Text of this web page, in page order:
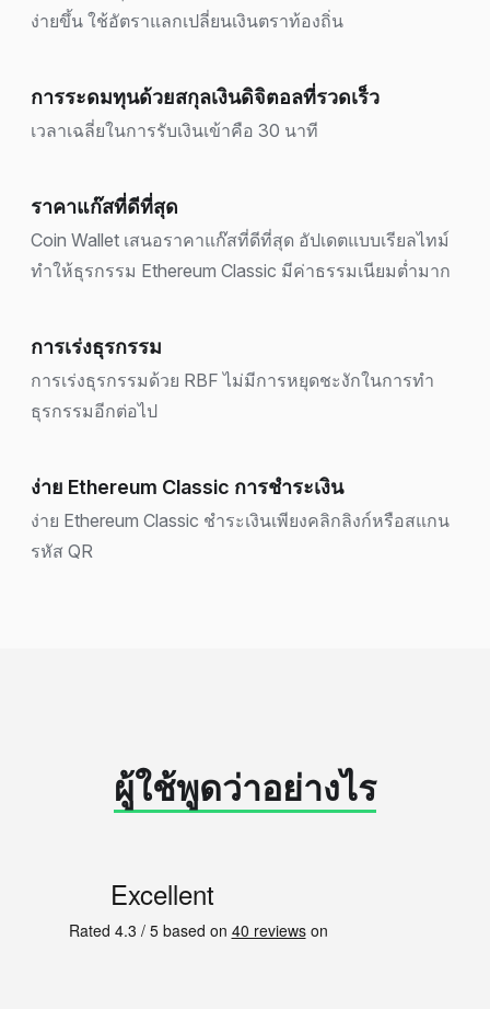
ง่ายขึ้น ใช้อัตราแลกเปลี่ยนเงินตราท้องถิ่น
การระดมทุนด้วยสกุลเงินดิจิตอลที่รวดเร็ว
เวลาเฉลี่ยในการรับเงินเข้าคือ 30 นาที
ราคาแก๊สที่ดีที่สุด
Coin Wallet เสนอราคาแก๊สที่ดีที่สุด อัปเดตแบบเรียลไทม์
ทำให้ธุรกรรม Ethereum Classic มีค่าธรรมเนียมต่ำมาก
การเร่งธุรกรรม
การเร่งธุรกรรมด้วย RBF ไม่มีการหยุดชะงักในการทำ
ธุรกรรมอีกต่อไป
ง่าย Ethereum Classic การชำระเงิน
ง่าย Ethereum Classic ชำระเงินเพียงคลิกลิงก์หรือสแกน
รหัส QR
ผู้ใช้พูดว่าอย่างไร